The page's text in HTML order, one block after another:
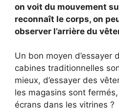
on voit du mouvement
reconnaît le corps, on
observer l’arrière du
Un bon moyen d’essayer
cabines traditionnelles
mieux, d’essayer des
les magasins sont
écrans dans les vitrines ?